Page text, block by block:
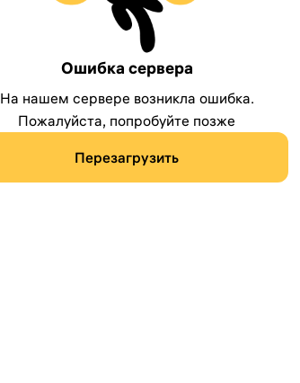
Ошибка сервера
На нашем сервере возникла ошибка.
Пожалуйста, попробуйте позже
Перезагрузить